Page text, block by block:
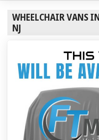
WHEELCHAIR VANS
NJ